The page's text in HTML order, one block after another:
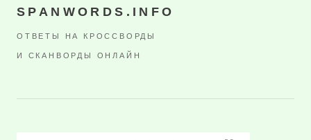
SPANWORDS.INFO
ОТВЕТЫ НА КРОССВОРДЫ
И СКАНВОРДЫ ОНЛАЙН